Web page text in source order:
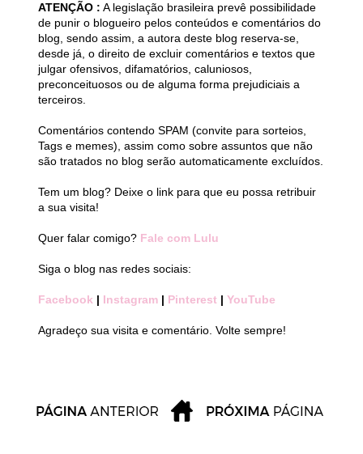
ATENÇÃO : A legislação brasileira prevê possibilidade
de punir o blogueiro pelos conteúdos e comentários do
blog, sendo assim, a autora deste blog reserva-se,
desde já, o direito de excluir comentários e textos que
julgar ofensivos, difamatórios, caluniosos,
preconceituosos ou de alguma forma prejudiciais a
terceiros.
Comentários contendo SPAM (convite para sorteios,
Tags e memes), assim como sobre assuntos que não
são tratados no blog serão automaticamente excluídos.
Tem um blog? Deixe o link para que eu possa retribuir
a sua visita!
Quer falar comigo? Fale com Lulu
Siga o blog nas redes sociais:
Facebook | Instagram | Pinterest | YouTube
Agradeço sua visita e comentário. Volte sempre!